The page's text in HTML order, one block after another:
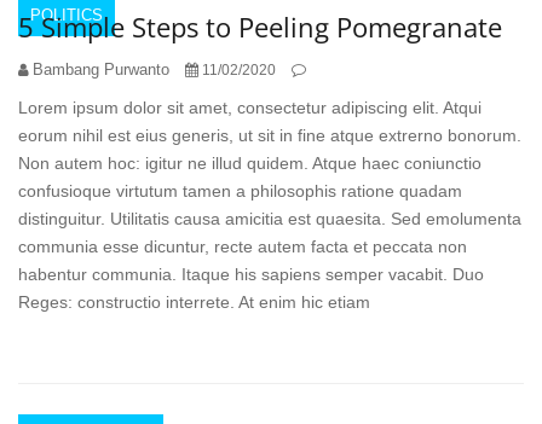
POLITICS
5 Simple Steps to Peeling Pomegranate
Bambang Purwanto 11/02/2020
Lorem ipsum dolor sit amet, consectetur adipiscing elit. Atqui
eorum nihil est eius generis, ut sit in fine atque extrerno bonorum.
Non autem hoc: igitur ne illud quidem. Atque haec coniunctio
confusioque virtutum tamen a philosophis ratione quadam
distinguitur. Utilitatis causa amicitia est quaesita. Sed emolumenta
communia esse dicuntur, recte autem facta et peccata non
habentur communia. Itaque his sapiens semper vacabit. Duo
Reges: constructio interrete. At enim hic etiam